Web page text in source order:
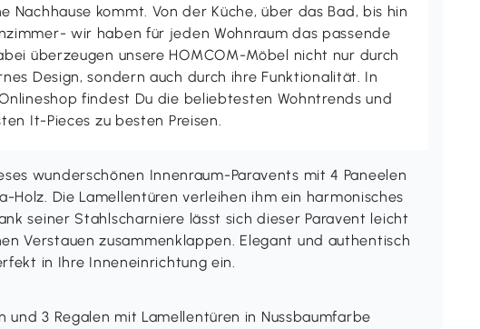
Nachhause kommt. Von der Küche, über das Bad, bis hin
wir haben für jeden Wohnraum das passende
überzeugen unsere HOMCOM-Möbel nicht nur durch
Design, sondern auch durch ihre Funktionalität. In
findest Du die beliebtesten Wohntrends und
It-Pieces zu besten Preisen.
wunderschönen Innenraum-Paravents mit 4 Paneelen
Holz. Die Lamellentüren verleihen ihm ein harmonisches
seiner Stahlscharniere lässt sich dieser Paravent leicht
Verstauen zusammenklappen. Elegant und authentisch
in Ihre Inneneinrichtung ein.
und 3 Regalen mit Lamellentüren in Nussbaumfarbe